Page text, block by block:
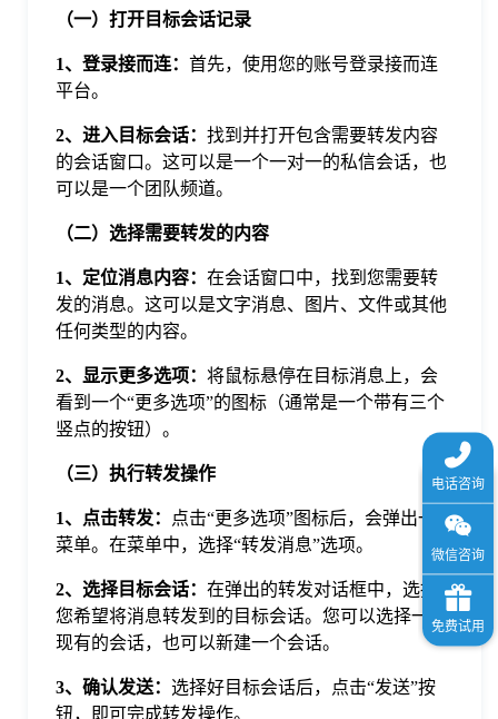
（一）打开目标会话记录
1、登录接而连： 首先，使用您的账号登录接而连
平台。
2、进入目标会话： 找到并打开包含需要转发内容
的会话窗口。这可以是一个一对一的私信会话，也
可以是一个团队频道。
（二）选择需要转发的内容
1、定位消息内容： 在会话窗口中，找到您需要转
发的消息。这可以是文字消息、图片、文件或其他
任何类型的内容。
2、显示更多选项： 将鼠标悬停在目标消息上，会
看到一个“更多选项”的图标（通常是一个带有三个
竖点的按钮）。
（三）执行转发操作
1、点击转发：
点击“更多选项”图标后，会弹出一个
菜单。在菜单中，选择“转发消息”选项。
2、选择目标会话： 在弹出的转发对话框中，选择
您希望将消息转发到的目标会话。您可以选择一个
现有的会话，也可以新建一个会话。
3、确认发送： 选择好目标会话后，点击“发送”按
钮，即可完成转发操作。